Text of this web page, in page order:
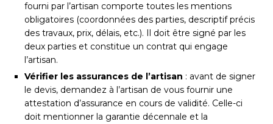
fourni par l’artisan comporte toutes les mentions
obligatoires (coordonnées des parties, descriptif précis
des travaux, prix, délais, etc.). Il doit être signé par les
deux parties et constitue un contrat qui engage
l’artisan.
Vérifier les assurances de l’artisan : avant de signer
le devis, demandez à l’artisan de vous fournir une
attestation d’assurance en cours de validité. Celle-ci
doit mentionner la garantie décennale et la